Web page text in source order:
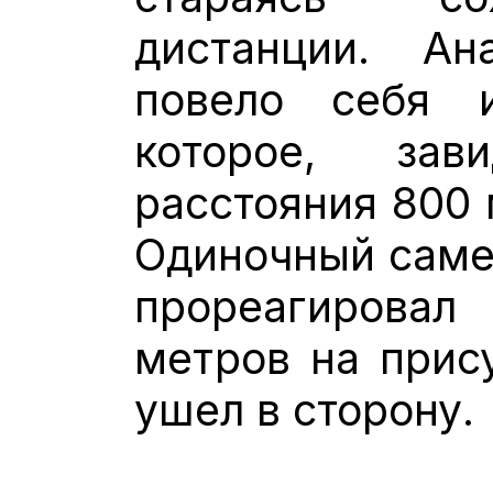
дистанции.
повело себя
которое,
расстояния
Одиночный
метров на
ушел в сторону.